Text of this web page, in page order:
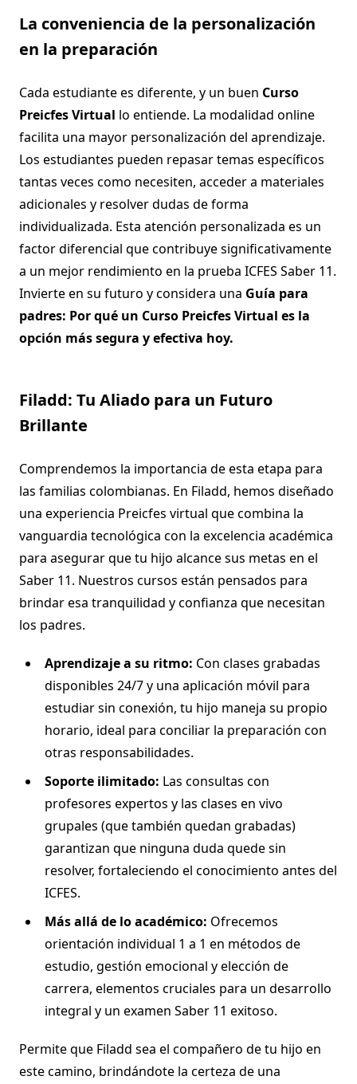
La conveniencia de la personalización
en la preparación
Cada estudiante es diferente, y un buen Curso
Preicfes Virtual lo entiende. La modalidad online
facilita una mayor personalización del aprendizaje.
Los estudiantes pueden repasar temas específicos
tantas veces como necesiten, acceder a materiales
adicionales y resolver dudas de forma
individualizada. Esta atención personalizada es un
factor diferencial que contribuye significativamente
a un mejor rendimiento en la prueba ICFES Saber 11.
Invierte en su futuro y considera una Guía para
padres: Por qué un Curso Preicfes Virtual es la
opción más segura y efectiva hoy.
Filadd: Tu Aliado para un Futuro
Brillante
Comprendemos la importancia de esta etapa para
las familias colombianas. En Filadd, hemos diseñado
una experiencia Preicfes virtual que combina la
vanguardia tecnológica con la excelencia académica
para asegurar que tu hijo alcance sus metas en el
Saber 11. Nuestros cursos están pensados para
brindar esa tranquilidad y confianza que necesitan
los padres.
Aprendizaje a su ritmo: Con clases grabadas
disponibles 24/7 y una aplicación móvil para
estudiar sin conexión, tu hijo maneja su propio
horario, ideal para conciliar la preparación con
otras responsabilidades.
Soporte ilimitado: Las consultas con
profesores expertos y las clases en vivo
grupales (que también quedan grabadas)
garantizan que ninguna duda quede sin
resolver, fortaleciendo el conocimiento antes del
ICFES.
Más allá de lo académico: Ofrecemos
orientación individual 1 a 1 en métodos de
estudio, gestión emocional y elección de
carrera, elementos cruciales para un desarrollo
integral y un examen Saber 11 exitoso.
Permite que Filadd sea el compañero de tu hijo en
este camino, brindándote la certeza de una